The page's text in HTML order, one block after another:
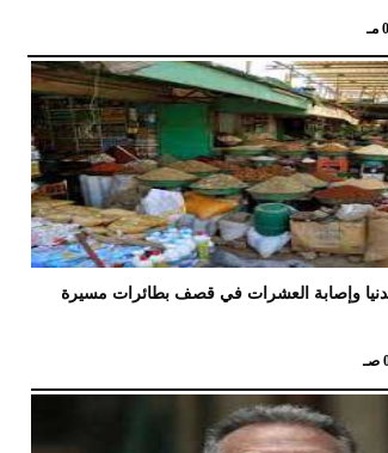
.. مقتل 28 مدنيا وإصابة العشرات في قصف بطائرات مسيرة